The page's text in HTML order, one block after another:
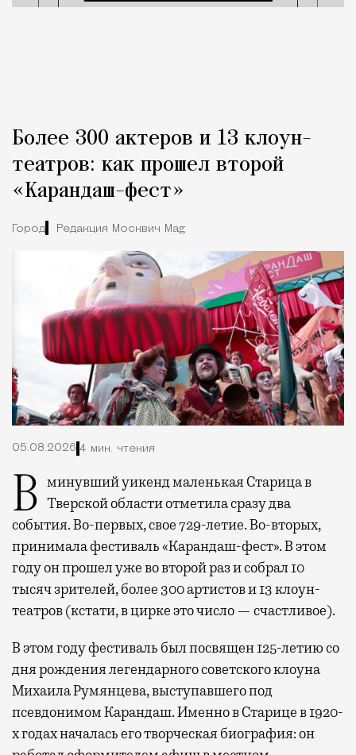
Более 300 актеров и 13 клоун-
театров: как прошел второй
«Карандаш-фест»
Город Редакция Москвич Mag
05.08.2026 4 мин. чтения
В минувший уикенд маленькая Старица в Тверской области отметила сразу два
события. Во-первых, свое 729-летие. Во-вторых,
принимала фестиваль «Карандаш-фест». В этом
году он прошел уже во второй раз и собрал 10
тысяч зрителей, более 300 артистов и 13 клоун-
театров (кстати, в цирке это число — счастливое).
В этом году фестиваль был посвящен 125-летию со
дня рождения легендарного советского клоуна
Михаила Румянцева, выступавшего под
псевдонимом Карандаш. Именно в Старице в 1920-
х годах началась его творческая биография: он